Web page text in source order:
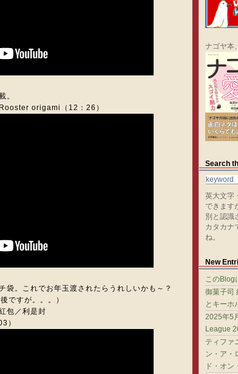
。
origami（12：26）
袋。これでお年玉渡されたらうれしいかも～？
ですが。。。）
包／利是封
）
ナゴヤ本
Search
英大文字
できます
別と認識
カタカナ
ね。
New
このBlog
御菓子司
とキーホ
2025年5
League
ティファ
ン・ア・
ド・オン